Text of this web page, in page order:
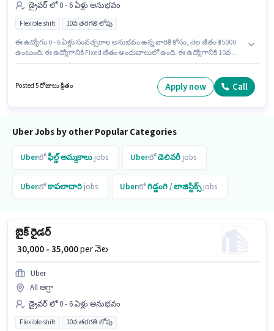
డ్రైవర్ లో 0 - 6 ఏళ్లు అనుభవం
Flexible shift 10వ తరగతి లోపు
ఈ ఉద్యోగం 0 - 6 ఏళ్లు సంవత్సరాల అనుభవం ఉన్న వారికి కోసం, నెల జీతం ₹35000
ఉంటుంది. ఈ ఉద్యోగానికి Fixed జీతం అందుబాటులో ఉంది. ఈ ఉద్యోగానికి 10వ
డ్రైవర్ విభాగంలో బైక్ రైడర్ ఉద్యోగానికి క్రియాశీలకంగా నియామకం జరుగుతోంది.
Posted 5 రోజులు క్రితం Apply now Call
Uber Jobs by other Popular Categories
Uberలోఫీల్డ్ అమ్మకాలు jobs Uberలోడెలివరీ jobs
Uberలోకాపలాదారి jobs Uberలోగిడ్డంగి / లాజిస్టిక్స్jobs
బైక్ రైడర్
₹ 30,000 - 35,000per నెల
Uber
All ఆగ్రా
డ్రైవర్ లో 0 - 6 ఏళ్లు అనుభవం
Flexible shift 10వ తరగతి లోపు